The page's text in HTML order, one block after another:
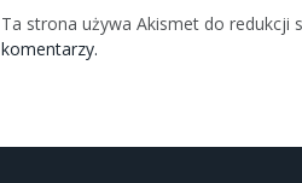
Ta strona używa Akismet do redukcji
komentarzy.